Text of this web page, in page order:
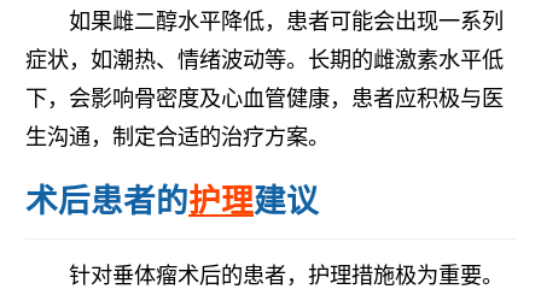
如果雌二醇水平降低，患者可能会出现一系列
症状，如潮热、情绪波动等。长期的雌激素水平低
下，会影响骨密度及心血管健康，患者应积极与医
生沟通，制定合适的治疗方案。
术后患者的护理建议
针对垂体瘤术后的患者，护理措施极为重要。